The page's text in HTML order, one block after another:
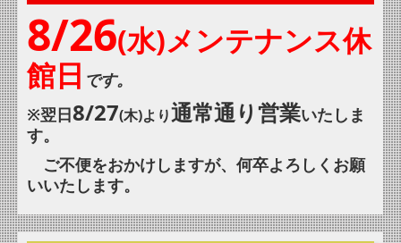
8/26(水)メンテナンス休
館日 です。
※翌日8/27(木)より通常通り営業いたしま
す。
ご不便をおかけしますが、何卒よろしくお願
いいたします。